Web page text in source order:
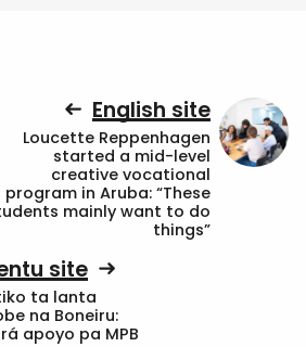
English site
Loucette Reppenhagen
started a mid-level
creative vocational
program in Aruba: “These
mainly want to do
things”
site
ta lanta
na Boneiru:
apoyo pa MPB